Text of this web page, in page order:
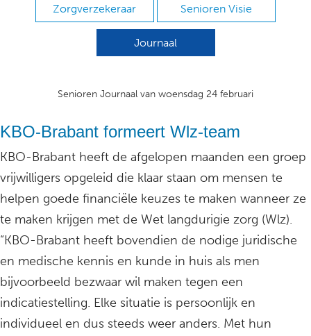
Zorgverzekeraar Senioren Visie
Journaal
Senioren Journaal van woensdag 24 februari
KBO-Brabant formeert Wlz-team
KBO-Brabant heeft de afgelopen maanden een groep
vrijwilligers opgeleid die klaar staan om mensen te
helpen goede financiële keuzes te maken wanneer ze
te maken krijgen met de Wet langdurigie zorg (Wlz).
“KBO-Brabant heeft bovendien de nodige juridische
en medische kennis en kunde in huis als men
bijvoorbeeld bezwaar wil maken tegen een
indicatiestelling. Elke situatie is persoonlijk en
individueel en dus steeds weer anders. Met hun